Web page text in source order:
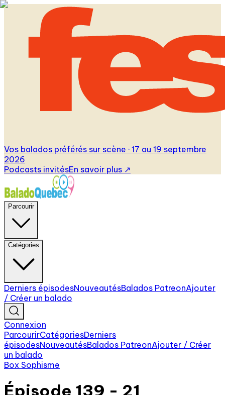
Vos balados préférés sur scène · 17 au 19 septembre
2026
Podcasts invitésEn savoir plus ↗
Parcourir
Catégories
Derniers épisodesNouveautésBalados PatreonAjouter
/ Créer un balado
Connexion
ParcourirCatégoriesDerniers
épisodesNouveautésBalados PatreonAjouter / Créer
un balado
Box Sophisme
Épisode 139 - 21